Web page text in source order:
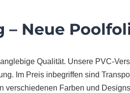
– Neue
Qualität. Unsere PVC-
Im Preis inbegriffen sind
verschiedenen Farben und